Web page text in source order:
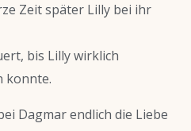
Zeit später Lilly bei ihr
bis Lilly wirklich
konnte.
Dagmar endlich die Liebe